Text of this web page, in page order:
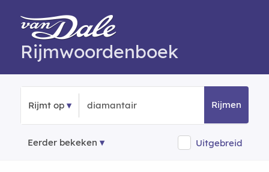
Rijmwoordenboek
Rijmt op Rijmen
Eerder bekeken Uitgebreid